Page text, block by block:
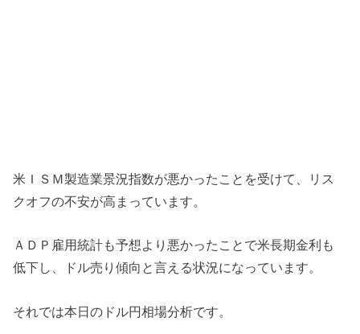
米ＩＳＭ製造業景況指数が悪かったことを受けて、リス
クオフの不安が高まっています。
ＡＤＰ雇用統計も予想より悪かったことで米長期金利も
低下し、ドル売り傾向と言える状況になっています。
それでは本日のドル円相場分析です。